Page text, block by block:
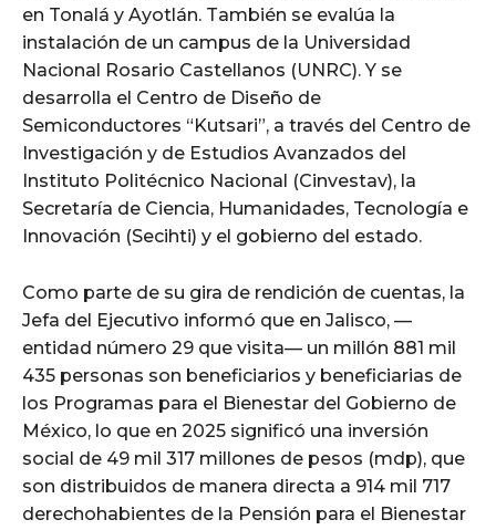
en Tonalá y Ayotlán. También se evalúa la
instalación de un campus de la Universidad
Nacional Rosario Castellanos (UNRC). Y se
desarrolla el Centro de Diseño de
Semiconductores “Kutsari”, a través del Centro de
Investigación y de Estudios Avanzados del
Instituto Politécnico Nacional (Cinvestav), la
Secretaría de Ciencia, Humanidades, Tecnología e
Innovación (Secihti) y el gobierno del estado.
Como parte de su gira de rendición de cuentas, la
Jefa del Ejecutivo informó que en Jalisco, —
entidad número 29 que visita— un millón 881 mil
435 personas son beneficiarios y beneficiarias de
los Programas para el Bienestar del Gobierno de
México, lo que en 2025 significó una inversión
social de 49 mil 317 millones de pesos (mdp), que
son distribuidos de manera directa a 914 mil 717
derechohabientes de la Pensión para el Bienestar